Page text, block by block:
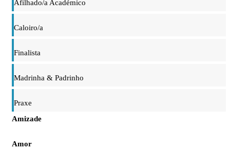
Afilhado/a Académico
Caloiro/a
Finalista
Madrinha & Padrinho
Praxe
Amizade
Amor